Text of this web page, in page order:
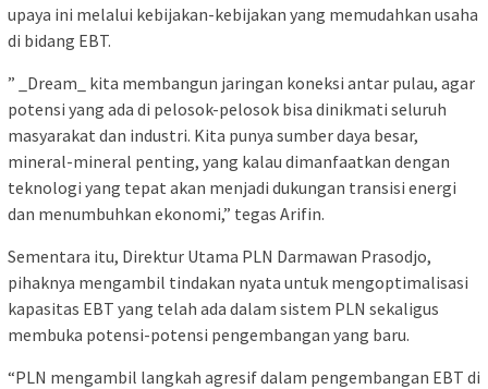
upaya ini melalui kebijakan-kebijakan yang memudahkan usaha
di bidang EBT.
” _Dream_ kita membangun jaringan koneksi antar pulau, agar
potensi yang ada di pelosok-pelosok bisa dinikmati seluruh
masyarakat dan industri. Kita punya sumber daya besar,
mineral-mineral penting, yang kalau dimanfaatkan dengan
teknologi yang tepat akan menjadi dukungan transisi energi
dan menumbuhkan ekonomi,” tegas Arifin.
Sementara itu, Direktur Utama PLN Darmawan Prasodjo,
pihaknya mengambil tindakan nyata untuk mengoptimalisasi
kapasitas EBT yang telah ada dalam sistem PLN sekaligus
membuka potensi-potensi pengembangan yang baru.
“PLN mengambil langkah agresif dalam pengembangan EBT di